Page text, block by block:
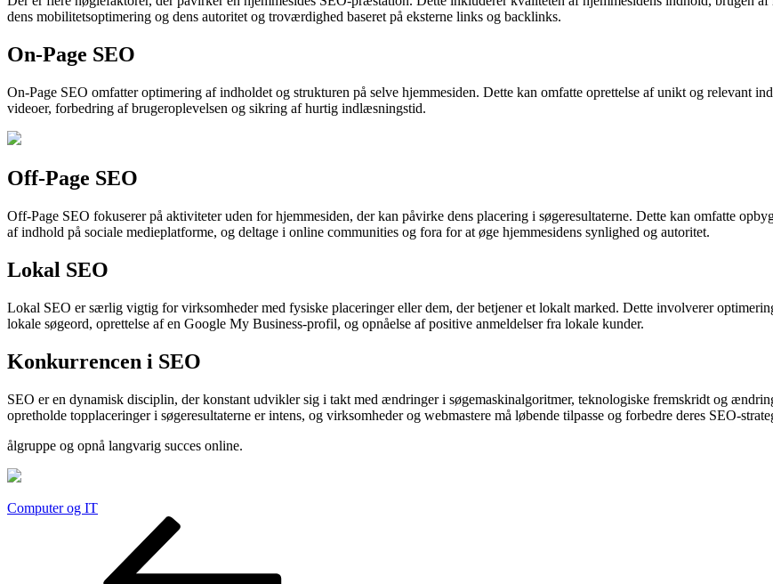
dens mobilitetsoptimering og dens autoritet og troværdighed baseret på eksterne links og backlinks.
On-Page SEO
On-Page SEO omfatter optimering af indholdet og strukturen på selve hjemmesiden. Dette kan omfatte oprettelse af unikt og relevant
videoer, forbedring af brugeroplevelsen og sikring af hurtig indlæsningstid.
Off-Page SEO
Off-Page SEO fokuserer på aktiviteter uden for hjemmesiden, der kan påvirke dens placering i søgeresultaterne. Dette kan omfatte
af indhold på sociale medieplatforme, og deltage i online communities og fora for at øge hjemmesidens synlighed og autoritet.
Lokal SEO
Lokal SEO er særlig vigtig for virksomheder med fysiske placeringer eller dem, der betjener et lokalt marked. Dette involverer
lokale søgeord, oprettelse af en Google My Business-profil, og opnåelse af positive anmeldelser fra lokale kunder.
Konkurrencen i SEO
SEO er en dynamisk disciplin, der konstant udvikler sig i takt med ændringer i søgemaskinalgoritmer, teknologiske fremskridt og
opretholde topplaceringer i søgeresultaterne er intens, og virksomheder og webmastere må løbende tilpasse og forbedre deres SEO-
ålgruppe og opnå langvarig succes online.
Computer og IT
Indlægsnavigation